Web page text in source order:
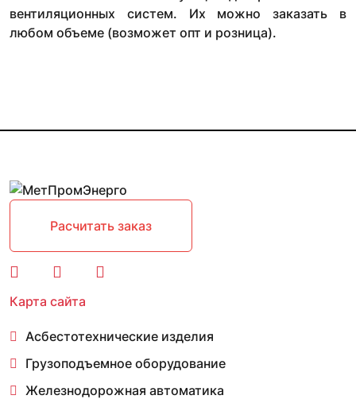
вентиляционных систем. Их можно заказать в
любом объеме (возможет опт и розница).
Расчитать заказ
Карта сайта
Асбестотехнические изделия
Грузоподъемное оборудование
Железнодорожная автоматика